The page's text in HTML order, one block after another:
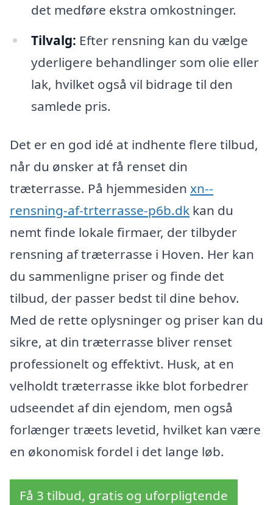
det medføre ekstra omkostninger.
Tilvalg: Efter rensning kan du vælge
yderligere behandlinger som olie eller
lak, hvilket også vil bidrage til den
samlede pris.
Det er en god idé at indhente flere tilbud,
når du ønsker at få renset din
træterrasse. På hjemmesiden xn--
rensning-af-trterrasse-p6b.dk kan du
nemt finde lokale firmaer, der tilbyder
rensning af træterrasse i Hoven. Her kan
du sammenligne priser og finde det
tilbud, der passer bedst til dine behov.
Med de rette oplysninger og priser kan du
sikre, at din træterrasse bliver renset
professionelt og effektivt. Husk, at en
velholdt træterrasse ikke blot forbedrer
udseendet af din ejendom, men også
forlænger træets levetid, hvilket kan være
en økonomisk fordel i det lange løb.
Få 3 tilbud, gratis og uforpligtende